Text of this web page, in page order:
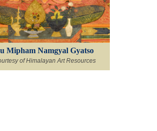
Mipham Namgyal Gyatso
of Himalayan Art Resources